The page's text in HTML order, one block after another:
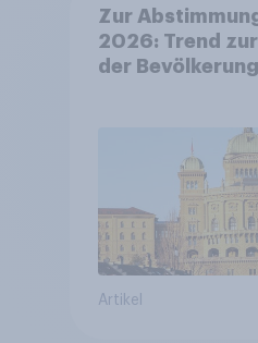
Zur
2026: Trend
der
Artikel